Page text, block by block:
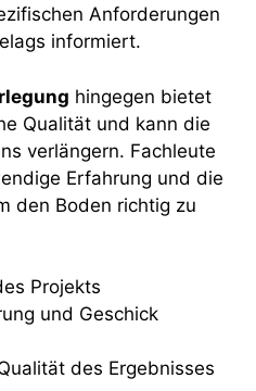
Anforderungen
informiert.
hingegen bietet
Qualität und kann die
verlängern. Fachleute
Erfahrung und die
den Boden richtig zu
Projekts
und Geschick
des Ergebnisses